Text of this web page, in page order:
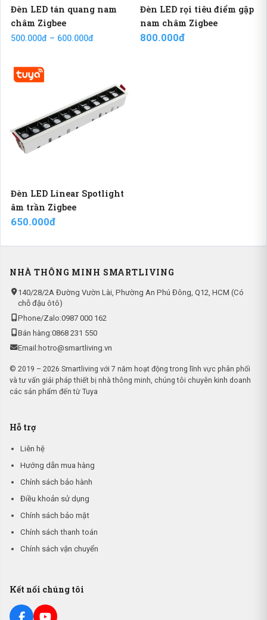
Đèn LED tán quang nam
châm Zigbee
500.000đ – 600.000đ
Đèn LED rọi tiêu điểm gập
nam châm Zigbee
800.000đ
Đèn LED Linear Spotlight
âm trần Zigbee
650.000đ
NHÀ THÔNG MINH SMARTLIVING
140/28/2A Đường Vườn Lài, Phường An Phú Đông, Q12, HCM (Có
chỗ đậu ôtô)
Phone/Zalo:0987 000 162
Bán hàng:0868 231 550
Email: hotro@smartliving.vn
© 2019 – 2026 Smartliving với 7 năm hoạt động trong lĩnh vực phân phối
và tư vấn giải pháp thiết bị nhà thông minh, chúng tôi chuyên kinh doanh
các sản phẩm đến từ Tuya
Hỗ trợ
Liên hệ
Hướng dẫn mua hàng
Chính sách bảo hành
Điều khoản sử dụng
Chính sách bảo mật
Chính sách thanh toán
Chính sách vận chuyển
Kết nối chúng tôi